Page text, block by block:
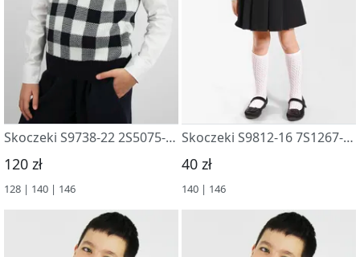
Skoczeki S9738-22 2S5075-D43 t.sinij
120 zł
128 | 140 | 146
Skoczeki S9812-16 7S1267-D43 m. sinij
40 zł
140 | 146